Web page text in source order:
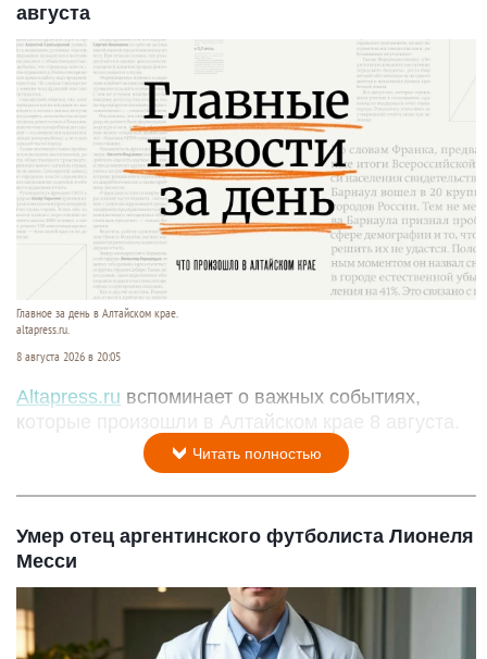
августа
Главное за день в Алтайском крае.
altapress.ru.
8 августа 2026 в 20:05
Altapress.ru вспоминает о важных событиях,
которые произошли в Алтайском крае 8 августа.
Читать полностью
Умер отец аргентинского футболиста Лионеля
Месси